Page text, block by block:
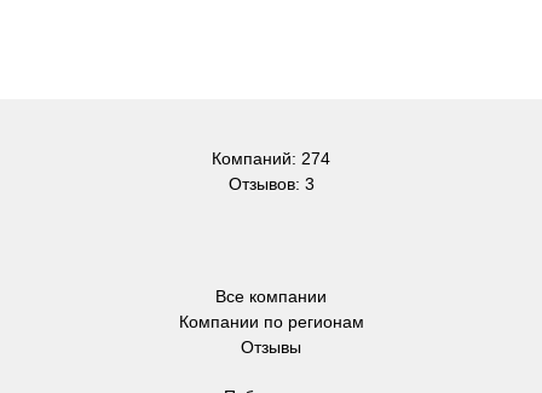
Компаний: 274
Отзывов: 3
Все компании
Компании по регионам
Отзывы